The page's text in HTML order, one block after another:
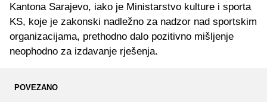
Kantona Sarajevo, iako je Ministarstvo kulture i sporta
KS, koje je zakonski nadležno za nadzor nad sportskim
organizacijama, prethodno dalo pozitivno mišljenje
neophodno za izdavanje rješenja.
POVEZANO